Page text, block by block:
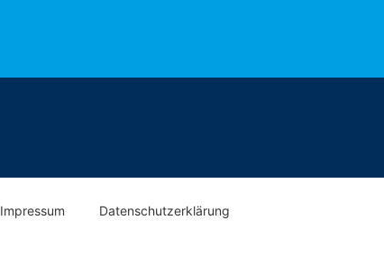
Impressum Datenschutzerklärung